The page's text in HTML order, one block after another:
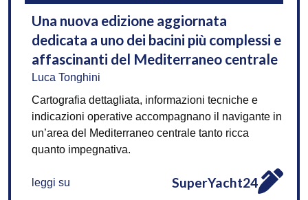
Una nuova edizione aggiornata
dedicata a uno dei bacini più complessi e
affascinanti del Mediterraneo centrale
Luca Tonghini
Cartografia dettagliata, informazioni tecniche e
indicazioni operative accompagnano il navigante in
un’area del Mediterraneo centrale tanto ricca
quanto impegnativa.
leggi su SuperYacht24